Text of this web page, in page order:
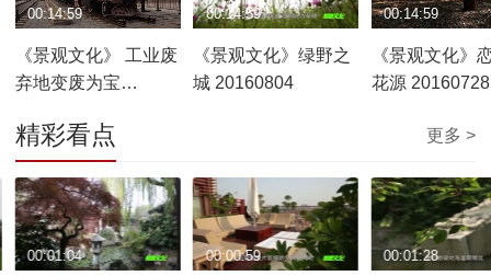
《景观文化》 工业废
弃地变废为宝
00:14:59
《景观文化》绿野之
城 20160804
00:14:59
《景观文化》
花源 20160728
00:14:59
精彩看点 更多 >
00:01:04 00:00:59 00:01:28